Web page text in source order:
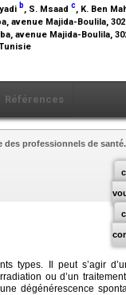
b, S. Msaad c, K. Ben
avenue Majida-Boulila,
avenue Majida-Boulila,
Références
des professionnels de santé.
types. Il peut s’agir
ou d’un
dégénérescence